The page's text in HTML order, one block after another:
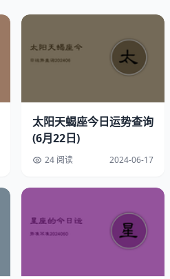
太阳天蝎座今日运势查询
(6月22日)
24 阅读 2024-06-17